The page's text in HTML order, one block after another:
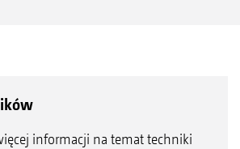
informacji na temat techniki